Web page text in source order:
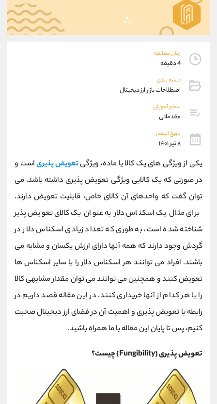
زمان مطالعه
4 دقیقه
دسته بندی
اصطلاحات بازار ارز دیجیتال
سطح آموزش
مقدماتی
تاریخ انتشار
۸ تیر ۱۴۰۱
یکی از ویژگی های یک کالا یا ماده، ویژگیتعویض پذیریاست و
در صورتی که یک کالایی ویژگی تعویض پذیری داشته باشد، می
توان گفت که واحدهای آن کالای خاص، قابلیت تعویض دارند.
برای مثال یک اسکناس دلار به عنوان یک کالای تعویض پذیر
شناخته شده است، به طوری که تعداد زیادی اسکناس دلار در
گردش وجود دارند که همه آنها دارای ارزش یکسان و مشابه می
باشند. افراد می توانند هر اسکناس دلار را با سایر اسکناس ها
تعویض کنند و همچنین می توانند می توان مقدار مشابهی کالا
را با هر کدام از آنها خریداری کنند. در این مقاله قصد داریم در
رابطه با تعویض پذیری و اهمیت آن در فضای ارز دیجیتال صحبت
کنیم، پس تا پایان این مقاله با ما همراه باشید.
تعویض پذیری (Fungibility) چیست؟
09101364784
واتساپ شروع گفتگو
تلگرام @Armteam_admin_104
پشتیبان فروش
موبایل
واتساپ
داخلی
اطلاعات تماس
تلفن 021-22021030
بدون پیش شماره 90001030
اینستاگرام @alireza.mehrabii
کانال تلگرام @alirezamehrabi_com